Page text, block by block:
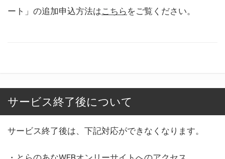
ート」の追加申込方法はこちら をご覧ください。
サービス終了後について
サービス終了後は、下記対応ができなくなります。